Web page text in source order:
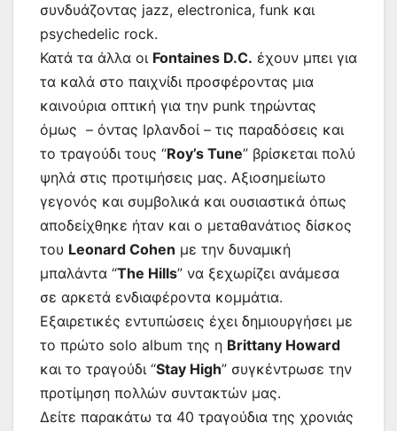
συνδυάζοντας jazz, electronica, funk και
psychedelic rock.
Κατά τα άλλα οι Fontaines D.C. έχουν μπει για
τα καλά στο παιχνίδι προσφέροντας μια
καινούρια οπτική για την punk τηρώντας
όμως – όντας Ιρλανδοί – τις παραδόσεις και
το τραγούδι τους “Roy’s Tune” βρίσκεται πολύ
ψηλά στις προτιμήσεις μας. Αξιοσημείωτο
γεγονός και συμβολικά και ουσιαστικά όπως
αποδείχθηκε ήταν και ο μεταθανάτιος δίσκος
του Leonard Cohen με την δυναμική
μπαλάντα “The Hills” να ξεχωρίζει ανάμεσα
σε αρκετά ενδιαφέροντα κομμάτια.
Εξαιρετικές εντυπώσεις έχει δημιουργήσει με
το πρώτο solo album της η Brittany Howard
και το τραγούδι “Stay High” συγκέντρωσε την
προτίμηση πολλών συντακτών μας.
Δείτε παρακάτω τα 40 τραγούδια της χρονιάς